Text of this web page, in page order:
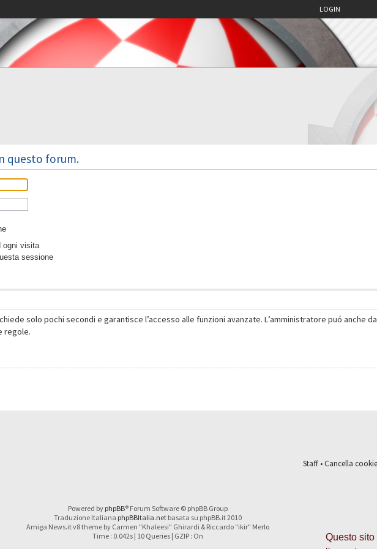
Questo
LOGIN
questo forum.
ogni visita
sessione
solo pochi secondi e garantisce l’accesso alle funzioni avanzate. L’amministratore puó anche
regole.
Staff•Cancella cookie
Powered by phpBB® Forum Software © phpBB Group
Traduzione Italiana phpBBItalia.netbasata su phpBB.it 2010
Amiga News.it v8 theme by Carmen "Khaleesi" Ghirardi & Riccardo "ikir" Merlo
Time : 0.042s | 10 Queries | GZIP : On